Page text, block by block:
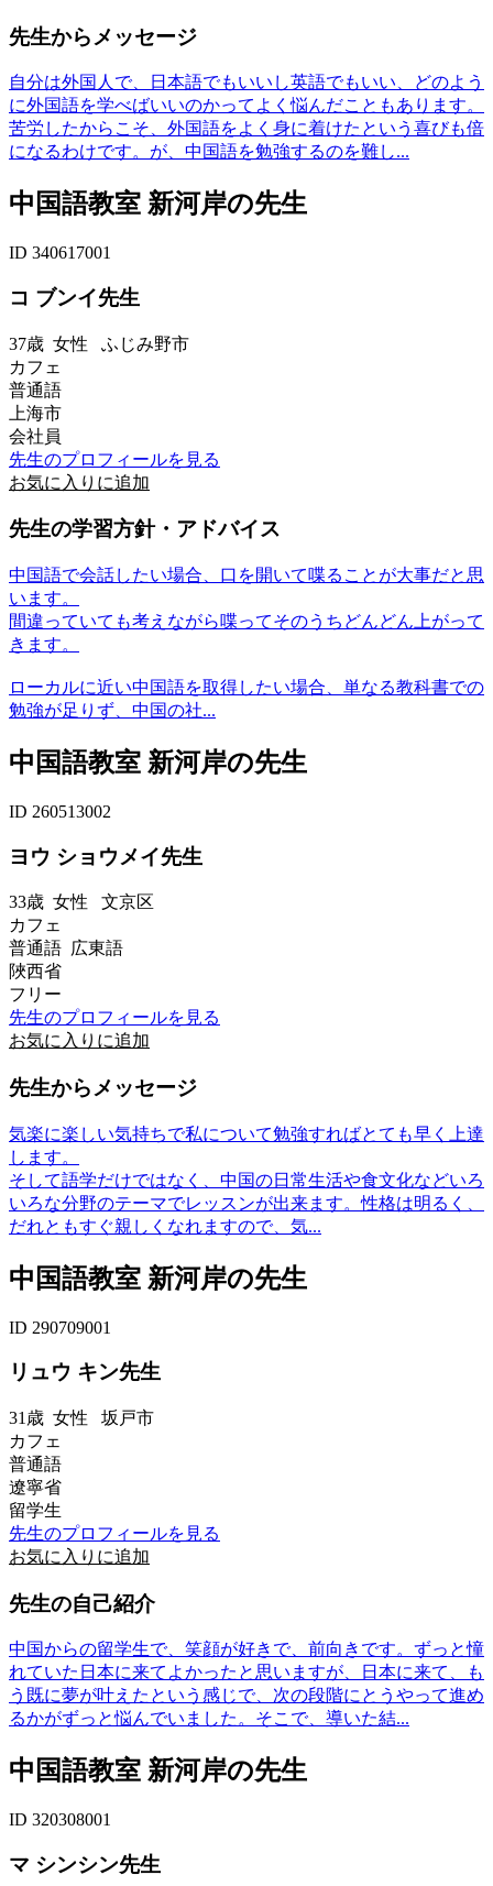
先生からメッセージ
自分は外国人で、日本語でもいいし英語でもいい、どのよう
に外国語を学べばいいのかってよく悩んだこともあります。
苦労したからこそ、外国語をよく身に着けたという喜びも倍
になるわけです。が、中国語を勉強するのを難し...
中国語教室 新河岸の先生
ID 340617001
コ ブンイ先生
37歳 女性 ふじみ野市
カフェ
普通語
上海市
会社員
先生のプロフィールを見る
お気に入りに追加
先生の学習方針・アドバイス
中国語で会話したい場合、口を開いて喋ることが大事だと思
います。
間違っていても考えながら喋ってそのうちどんどん上がって
きます。
ローカルに近い中国語を取得したい場合、単なる教科書での
勉強が足りず、中国の社...
中国語教室 新河岸の先生
ID 260513002
ヨウ ショウメイ先生
33歳 女性 文京区
カフェ
普通語 広東語
陜西省
フリー
先生のプロフィールを見る
お気に入りに追加
先生からメッセージ
気楽に楽しい気持ちで私について勉強すればとても早く上達
します。
そして語学だけではなく、中国の日常生活や食文化などいろ
いろな分野のテーマでレッスンが出来ます。性格は明るく、
だれともすぐ親しくなれますので、気...
中国語教室 新河岸の先生
ID 290709001
リュウ キン先生
31歳 女性 坂戸市
カフェ
普通語
遼寧省
留学生
先生のプロフィールを見る
お気に入りに追加
先生の自己紹介
中国からの留学生で、笑顔が好きで、前向きです。ずっと憧
れていた日本に来てよかったと思いますが、日本に来て、も
う既に夢が叶えたという感じで、次の段階にとうやって進め
るかがずっと悩んでいました。そこで、導いた結...
中国語教室 新河岸の先生
ID 320308001
マ シンシン先生